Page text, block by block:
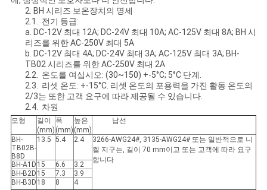
이
트
맵
2. BH 시리즈 보온장치의 명세
2.1. 전기 등급:
a. DC-12V 최대 12A; DC-24V 최대 10A; AC-125V 최대 8A; BH 시
리즈를 위한 AC-250V 최대 5A
b. DC-12V 최대 4A; DC-24V 최대 3A; AC-125V 최대 3A; BH-
TB02 시리즈를 위한 AC-250V 최대 2A
2.2. 온도를 여십시오: (30~150) +-5°C; 5°C 단계.
2.3. 리셋 온도: +-15°C. 리셋 온도의 포용력을 가진 활동 온도의
2/3는 또한 고객 요구에 따라 제공될 수 있습니다.
2.4. 차원
모형
길이
(mm)
폭
(mm)
높은
(mm)
납선
BH-
TB02B-
B8D
13.5 5.4 2.4
3266-AWG24#, 3135-AWG24# 또는 일반적으로 니
켈 지구는, 길이 70 mm이고 또는 고객에 따라 요구
합니다
BH-A1D 15 6.6
3.2
BH-B2D 15 7.3
3.9
BH-B3D 18 8 4